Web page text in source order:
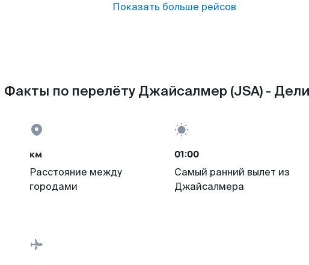
Показать больше рейсов
Факты по перелёту Джайсалмер (JSA) - Дели
км
Расстояние между
городами
01:00
Самый ранний вылет из
Джайсалмера